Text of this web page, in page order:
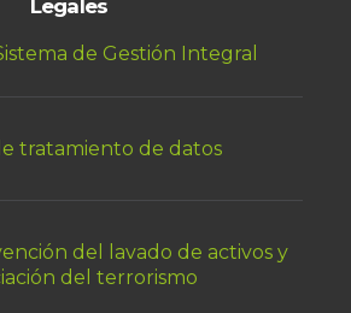
Legales
de Gestión Integral
tratamiento de datos
del lavado de activos y
del terrorismo